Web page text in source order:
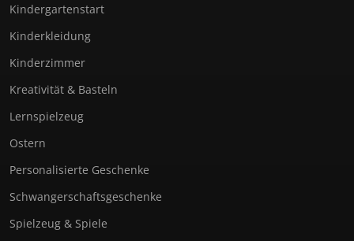
Kindergartenstart
Kinderkleidung
Kinderzimmer
Kreativität & Basteln
Lernspielzeug
Ostern
Personalisierte Geschenke
Schwangerschaftsgeschenke
Spielzeug & Spiele